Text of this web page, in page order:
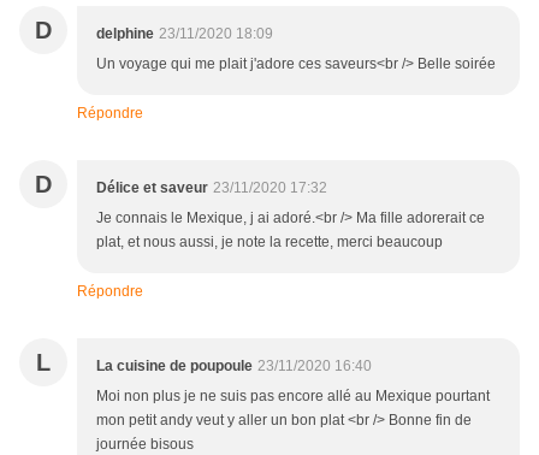
D delphine 23/11/2020 18:09
Un voyage qui me plait j'adore ces saveurs<br /> Belle soirée
Répondre
D Délice et saveur 23/11/2020 17:32
Je connais le Mexique, j ai adoré.<br /> Ma fille adorerait ce
plat, et nous aussi, je note la recette, merci beaucoup
Répondre
L La cuisine de poupoule 23/11/2020 16:40
Moi non plus je ne suis pas encore allé au Mexique pourtant
mon petit andy veut y aller un bon plat <br /> Bonne fin de
journée bisous